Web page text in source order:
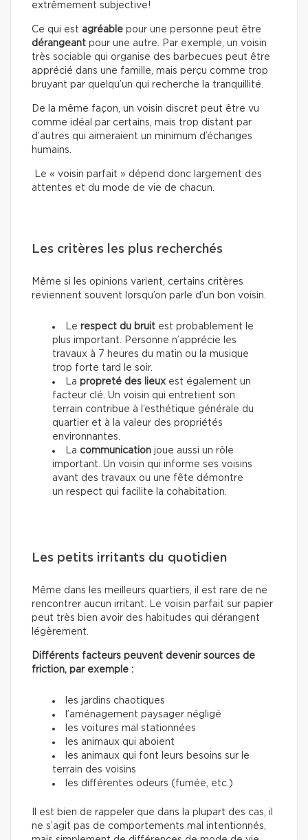
extrêmement subjective!
Ce qui est agréable pour une personne peut être
dérangeant pour une autre. Par exemple, un voisin
très sociable qui organise des barbecues peut être
apprécié dans une famille, mais perçu comme trop
bruyant par quelqu’un qui recherche la tranquillité.
De la même façon, un voisin discret peut être vu
comme idéal par certains, mais trop distant par
d’autres qui aimeraient un minimum d’échanges
humains.
Le « voisin parfait » dépend donc largement des
attentes et du mode de vie de chacun.
Les critères les plus recherchés
Même si les opinions varient, certains critères
reviennent souvent lorsqu’on parle d’un bon voisin.
Le respect du bruit est probablement le
plus important. Personne n’apprécie les
travaux à 7 heures du matin ou la musique
trop forte tard le soir.
La propreté des lieux est également un
facteur clé. Un voisin qui entretient son
terrain contribue à l’esthétique générale du
quartier et à la valeur des propriétés
environnantes.
La communication joue aussi un rôle
important. Un voisin qui informe ses voisins
avant des travaux ou une fête démontre
un respect qui facilite la cohabitation.
Les petits irritants du quotidien
Même dans les meilleurs quartiers, il est rare de ne
rencontrer aucun irritant. Le voisin parfait sur papier
peut très bien avoir des habitudes qui dérangent
légèrement.
Différents facteurs peuvent devenir sources de
friction, par exemple :
les jardins chaotiques
l’aménagement paysager négligé
les voitures mal stationnées
les animaux qui aboient
les animaux qui font leurs besoins sur le
terrain des voisins
les différentes odeurs (fumée, etc.)
Il est bien de rappeler que dans la plupart des cas, il
ne s’agit pas de comportements mal intentionnés,